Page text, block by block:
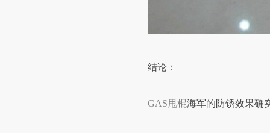
结论：
GAS甩棍海军的防锈效果确